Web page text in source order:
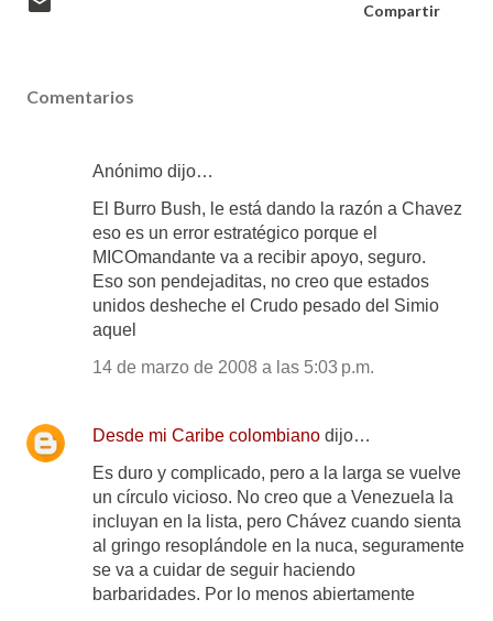
Compartir
Comentarios
Anónimo dijo…
El Burro Bush, le está dando la razón a Chavez
eso es un error estratégico porque el
MICOmandante va a recibir apoyo, seguro.
Eso son pendejaditas, no creo que estados
unidos desheche el Crudo pesado del Simio
aquel
14 de marzo de 2008 a las 5:03 p.m.
Desde mi Caribe colombiano dijo…
Es duro y complicado, pero a la larga se vuelve
un círculo vicioso. No creo que a Venezuela la
incluyan en la lista, pero Chávez cuando sienta
al gringo resoplándole en la nuca, seguramente
se va a cuidar de seguir haciendo
barbaridades. Por lo menos abiertamente